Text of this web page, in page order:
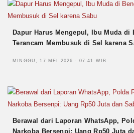
Dapur Harus Mengepul, Ibu Muda di
Terancam Membusuk di Sel karena
MINGGU, 17 MEI 2026 - 07:41 WIB
Berawal dari Laporan WhatsApp,
Narkoba Bersenpi: Uang Rp50 Juta